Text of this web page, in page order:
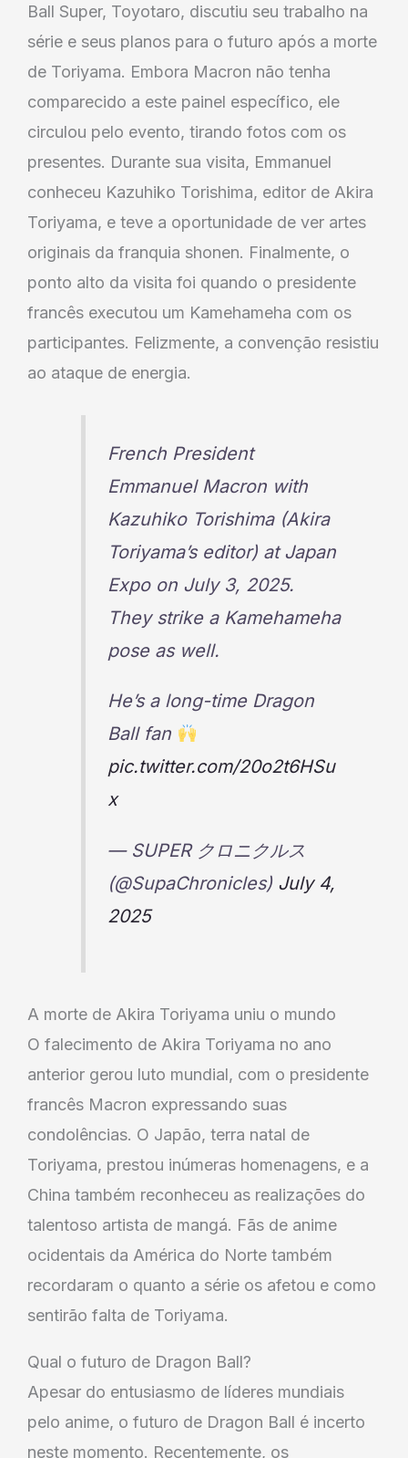
Ball Super, Toyotaro, discutiu seu trabalho na
série e seus planos para o futuro após a morte
de Toriyama. Embora Macron não tenha
comparecido a este painel específico, ele
circulou pelo evento, tirando fotos com os
presentes. Durante sua visita, Emmanuel
conheceu Kazuhiko Torishima, editor de Akira
Toriyama, e teve a oportunidade de ver artes
originais da franquia shonen. Finalmente, o
ponto alto da visita foi quando o presidente
francês executou um Kamehameha com os
participantes. Felizmente, a convenção resistiu
ao ataque de energia.
French President
Emmanuel Macron with
Kazuhiko Torishima (Akira
Toriyama’s editor) at Japan
Expo on July 3, 2025.
They strike a Kamehameha
pose as well.
He’s a long-time Dragon
Ball fan
pic.twitter.com/20o2t6HSu
x
— SUPER クロニクルス
(@SupaChronicles) July 4,
2025
A morte de Akira Toriyama uniu o mundo
O falecimento de Akira Toriyama no ano
anterior gerou luto mundial, com o presidente
francês Macron expressando suas
condolências. O Japão, terra natal de
Toriyama, prestou inúmeras homenagens, e a
China também reconheceu as realizações do
talentoso artista de mangá. Fãs de anime
ocidentais da América do Norte também
recordaram o quanto a série os afetou e como
sentirão falta de Toriyama.
Qual o futuro de Dragon Ball?
Apesar do entusiasmo de líderes mundiais
pelo anime, o futuro de Dragon Ball é incerto
neste momento. Recentemente, os